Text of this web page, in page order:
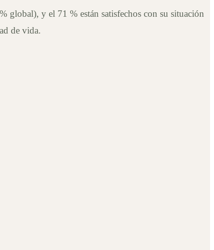
global), y el 71 % están satisfechos con su situación
de vida.